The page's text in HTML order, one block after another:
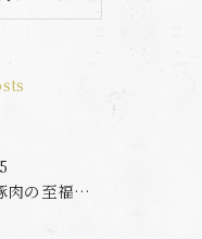
溶けていく豚肉の至福体験